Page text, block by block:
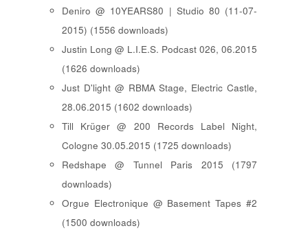
Deniro @ 10YEARS80 | Studio 80 (11-07-
2015) (1556 downloads)
Justin Long @ L.I.E.S. Podcast 026, 06.2015
(1626 downloads)
Just D'light @ RBMA Stage, Electric Castle,
28.06.2015 (1602 downloads)
Till Krüger @ 200 Records Label Night,
Cologne 30.05.2015 (1725 downloads)
Redshape @ Tunnel Paris 2015 (1797
downloads)
Orgue Electronique @ Basement Tapes #2
(1500 downloads)